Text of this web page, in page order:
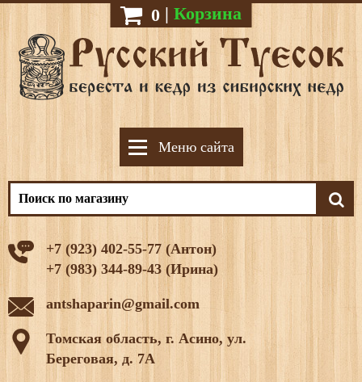
0 | Корзина
Меню сайта
+7 (923) 402-55-77 (Антон)
+7 (983) 344-89-43 (Ирина)
antshaparin@gmail.com
Томская область, г. Асино, ул.
Береговая, д. 7А